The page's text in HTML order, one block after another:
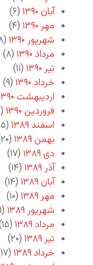
آبان ۱۳۹۰
(۶)
مهر ۱۳۹۰
(۴)
شهریور ۱۳۹۰
(۸)
مرداد ۱۳۹۰
(۸)
تیر ۱۳۹۰
(۱۱)
خرداد ۱۳۹۰
(۹)
اردیبهشت ۱۳۹۰
فروردین ۱۳۹۰
(۷)
اسفند ۱۳۸۹
(۱۵)
بهمن ۱۳۸۹
(۲۰)
دی ۱۳۸۹
(۱۷)
آذر ۱۳۸۹
(۱۴)
آبان ۱۳۸۹
(۱۴)
مهر ۱۳۸۹
(۱۰)
شهریور ۱۳۸۹
(۱۱)
مرداد ۱۳۸۹
(۱۵)
تیر ۱۳۸۹
(۲۰)
خرداد ۱۳۸۹
(۱۷)